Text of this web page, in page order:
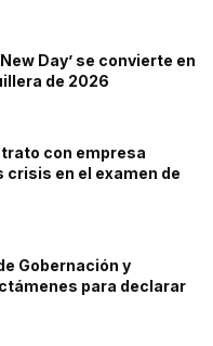
Day’ se convierte en
de 2026
con empresa
en el examen de
Gobernación y
para declarar